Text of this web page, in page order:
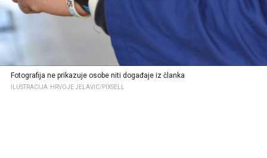
Fotografija ne prikazuje osobe niti događaje iz članka
ILUSTRACIJA: HRVOJE JELAVIC/PIXSELL